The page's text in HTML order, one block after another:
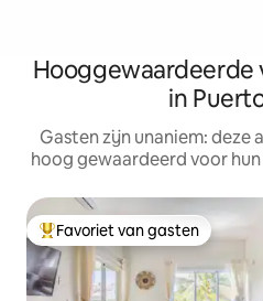
in
Gasten zijn unaniem:
hoog gewaardeerd voor
Topfavoriet van gasten
Favoriet van gasten